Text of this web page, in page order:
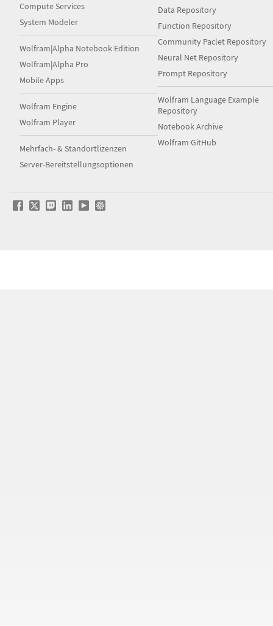
Compute Services
System Modeler
Wolfram|Alpha Notebook Edition
Wolfram|Alpha Pro
Mobile Apps
Wolfram Engine
Wolfram Player
Mehrfach- & Standortlizenzen
Server-Bereitstellungsoptionen
Data Repository
Function Repository
Community Paclet Repository
Neural Net Repository
Prompt Repository
Wolfram Language Example
Repository
Notebook Archive
Wolfram GitHub